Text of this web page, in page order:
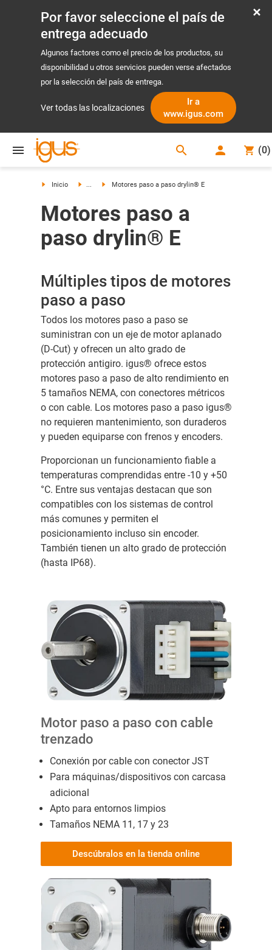
Por favor seleccione el país de
entrega adecuado
Algunos factores como el precio de los productos, su
disponibilidad u otros servicios pueden verse afectados
por la selección del país de entrega.
Ver todas las localizaciones
Ir a
www.igus.com
search (0)
Inicio ... Motores paso a paso drylin® E
Motores paso a
paso drylin® E
Múltiples tipos de motores
paso a paso
Todos los motores paso a paso se
suministran con un eje de motor aplanado
(D-Cut) y ofrecen un alto grado de
protección antigiro. igus® ofrece estos
motores paso a paso de alto rendimiento en
5 tamaños NEMA, con conectores métricos
o con cable. Los motores paso a paso igus®
no requieren mantenimiento, son duraderos
y pueden equiparse con frenos y encoders.
Proporcionan un funcionamiento fiable a
temperaturas comprendidas entre -10 y +50
°C. Entre sus ventajas destacan que son
compatibles con los sistemas de control
más comunes y permiten el
posicionamiento incluso sin encoder.
También tienen un alto grado de protección
(hasta IP68).
Motor paso a paso con cable
trenzado
Conexión por cable con conector JST
Para máquinas/dispositivos con carcasa
adicional
Apto para entornos limpios
Tamaños NEMA 11, 17 y 23
Descúbralos en la tienda online